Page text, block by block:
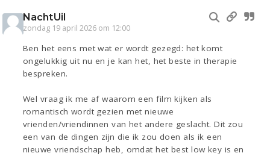
NachtUil
zondag 19 april 2026 om 12:00
Ben het eens met wat er wordt gezegd: het komt
ongelukkig uit nu en je kan het, het beste in therapie
bespreken.
Wel vraag ik me af waarom een film kijken als
romantisch wordt gezien met nieuwe
vrienden/vriendinnen van het andere geslacht. Dit zou
een van de dingen zijn die ik zou doen als ik een
nieuwe vriendschap heb, omdat het best low key is en